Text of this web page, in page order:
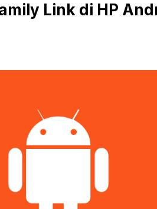
Link di HP